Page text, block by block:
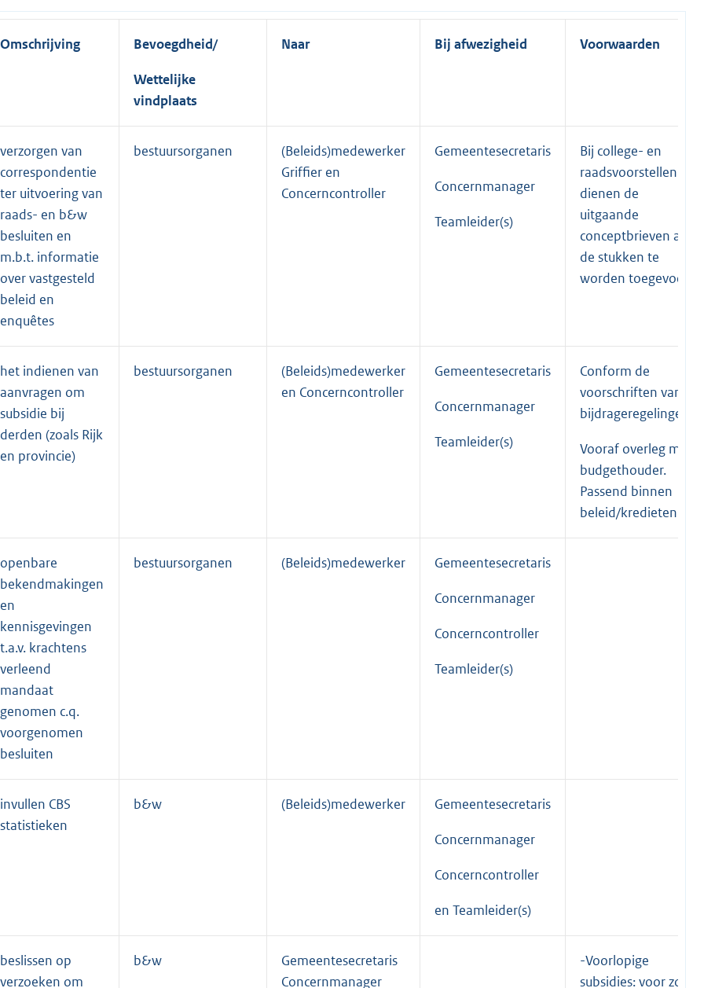
Omschrijving Bevoegdheid/
Wettelijke
vindplaats
Naar Bij afwezigheid Voorwaarden
verzorgen van
correspondentie
ter uitvoering van
raads- en b&w
besluiten en
m.b.t. informatie
over vastgesteld
beleid en
enquêtes
bestuursorganen
(Beleids)medewerker
Griffier en
Concerncontroller
Gemeentesecretaris
Concernmanager
Teamleider(s)
Bij college- en
raadsvoorstellen
dienen de
uitgaande
conceptbrieven aan
de stukken te
worden toegevoegd
het indienen van
aanvragen om
subsidie bij
derden (zoals Rijk
en provincie)
bestuursorganen
(Beleids)medewerker
en Concerncontroller
Gemeentesecretaris
Concernmanager
Teamleider(s)
Conform de
voorschriften van de
bijdrageregelingen.
Vooraf overleg met
budgethouder.
Passend binnen
beleid/kredieten
openbare
bekendmakingen
en
kennisgevingen
t.a.v. krachtens
verleend
mandaat
genomen c.q.
voorgenomen
besluiten
bestuursorganen (Beleids)medewerker Gemeentesecretaris
Concernmanager
Concerncontroller
Teamleider(s)
invullen CBS
statistieken
b&w (Beleids)medewerker Gemeentesecretaris
Concernmanager
Concerncontroller
en Teamleider(s)
beslissen op
verzoeken om
b&w
Gemeentesecretaris
Concernmanager
-Voorlopige
subsidies: voor zover